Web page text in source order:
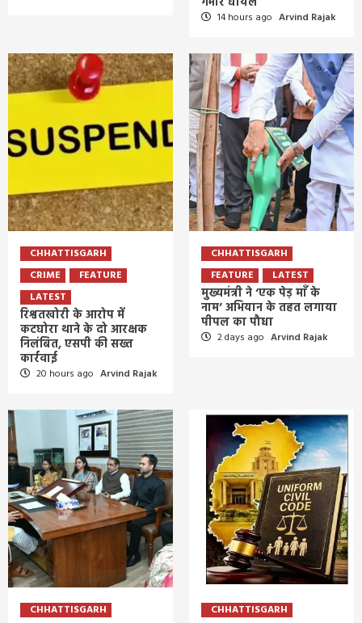
14 hours ago Arvind Rajak
CHHATTISGARH
CRIME
FEATURE
LATEST
रिश्वतखोरी के आरोप में
कटघोरा थाने के दो आरक्षक
निलंबित, एसपी की सख्त
कार्रवाई
20 hours ago Arvind Rajak
CHHATTISGARH
FEATURE
LATEST
मुख्यमंत्री ने ‘एक पेड़ माँ के
नाम’ अभियान के तहत लगाया
पीपल का पौधा
2 days ago Arvind Rajak
CHHATTISGARH
CHHATTISGARH